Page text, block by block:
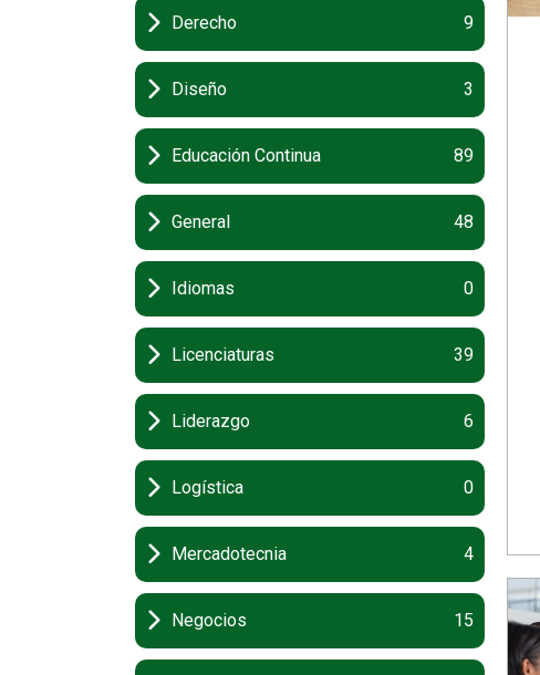
Derecho 9
Diseño 3
Educación Continua 89
General 48
Idiomas 0
Licenciaturas 39
Liderazgo 6
Logística 0
Mercadotecnia 4
Negocios 15